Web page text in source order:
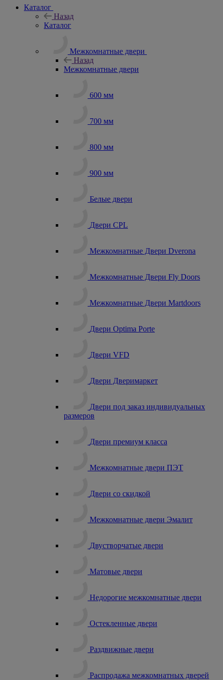
Каталог
Назад
Каталог
Межкомнатные двери
Назад
Межкомнатные двери
600 мм
700 мм
800 мм
900 мм
Белые двери
Двери CPL
Межкомнатные Двери Dverona
Межкомнатные Двери Fly Doors
Межкомнатные Двери Martdoors
Двери Optima Porte
Двери VFD
Двери Дверимаркет
Двери под заказ индивидуальных
размеров
Двери премиум класса
Межкомнатные двери ПЭТ
Двери со скидкой
Межкомнатные двери Эмалит
Двустворчатые двери
Матовые двери
Недорогие межкомнатные двери
Остекленные двери
Раздвижные двери
Распродажа межкомнатных дверей